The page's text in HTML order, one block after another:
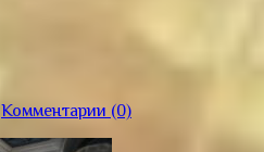
Комментарии (0)